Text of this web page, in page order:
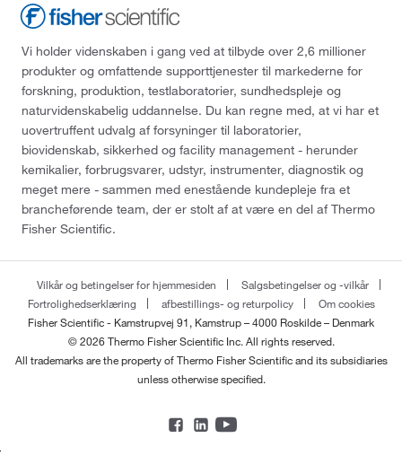
Vi holder videnskaben i gang ved at tilbyde over 2,6 millioner
produkter og omfattende supporttjenester til markederne for
forskning, produktion, testlaboratorier, sundhedspleje og
naturvidenskabelig uddannelse. Du kan regne med, at vi har et
uovertruffent udvalg af forsyninger til laboratorier,
biovidenskab, sikkerhed og facility management - herunder
kemikalier, forbrugsvarer, udstyr, instrumenter, diagnostik og
meget mere - sammen med enestående kundepleje fra et
brancheførende team, der er stolt af at være en del af Thermo
Fisher Scientific.
Vilkår og betingelser for hjemmesiden
Salgsbetingelser og -vilkår
Fortrolighedserklæring
afbestillings- og returpolicy
Om cookies
Fisher Scientific - Kamstrupvej 91, Kamstrup – 4000 Roskilde – Denmark
© 2026 Thermo Fisher Scientific Inc. All rights reserved.
All trademarks are the property of Thermo Fisher Scientific and its subsidiaries
unless otherwise specified.